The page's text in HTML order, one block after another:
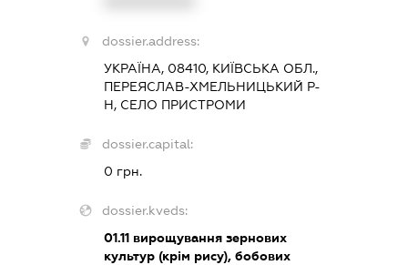
dossier.address:
УКРАЇНА, 08410, КИЇВСЬКА ОБЛ.,
ПЕРЕЯСЛАВ-ХМЕЛЬНИЦЬКИЙ Р-
Н, СЕЛО ПРИСТРОМИ
dossier.capital:
0 грн.
dossier.kveds:
01.11вирощування зернових
культур (крім рису), бобових